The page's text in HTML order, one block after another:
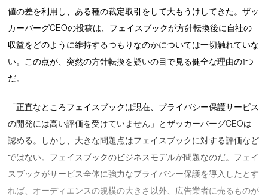
値の差を利用し、ある種の裁定取引をして大もうけしてきた。ザッ
カーバーグCEOの投稿は、フェイスブックが方針転換後に自社の
収益をどのように維持するつもりなのかについては一切触れていな
い。この点が、突然の方針転換を疑いの目で見る健全な理由の1つ
だ。
「正直なところフェイスブックは現在、プライバシー保護サービス
の開発には高い評価を受けていません」とザッカーバーグCEOは
認める。しかし、大きな問題点はフェイスブックに対する評価など
ではない。フェイスブックのビジネスモデルが問題なのだ。フェイ
スブックがサービス全体に強力なプライバシー保護を導入したとす
れば、オーディエンスの規模の大きさ以外、広告業者に売るものが